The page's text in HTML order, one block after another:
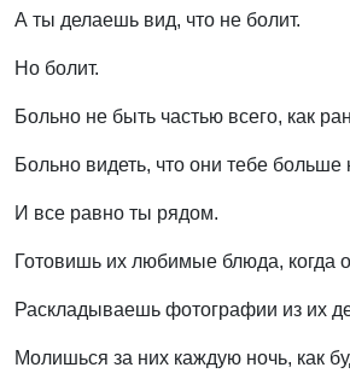
А ты делаешь вид, что не болит.
Но болит.
Больно не быть частью всего, как
Больно видеть, что они тебе
И все равно ты рядом.
Готовишь их любимые блюда, когда
Раскладываешь фотографии из их
Молишься за них каждую ночь, как